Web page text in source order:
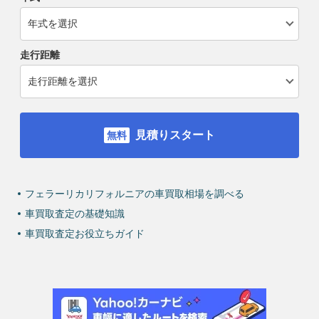
走行距離
見積りスタート
フェラーリカリフォルニアの車買取相場を調べる
車買取査定の基礎知識
車買取査定お役立ちガイド